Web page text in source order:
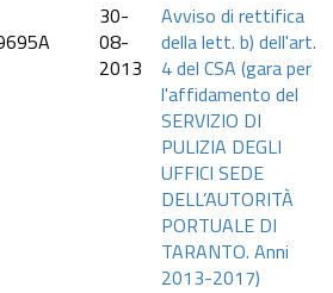
30-
08-
2013
Avviso di rettifica
della lett. b) dell'art.
4 del CSA (gara per
l'affidamento del
SERVIZIO DI
PULIZIA DEGLI
UFFICI SEDE
DELL’AUTORITÀ
PORTUALE DI
TARANTO. Anni
2013-2017)